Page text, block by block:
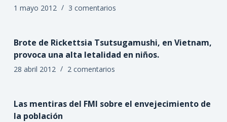
1 mayo 2012 3 comentarios
Brote de Rickettsia Tsutsugamushi, en Vietnam,
provoca una alta letalidad en niños.
28 abril 2012 2 comentarios
Las mentiras del FMI sobre el envejecimiento de
la población